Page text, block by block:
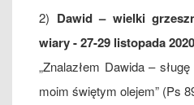
2) Dawid – wielki
wiary -27-29 listopada
„Znalazłem Dawida –
moim świętym olejem” (Ps